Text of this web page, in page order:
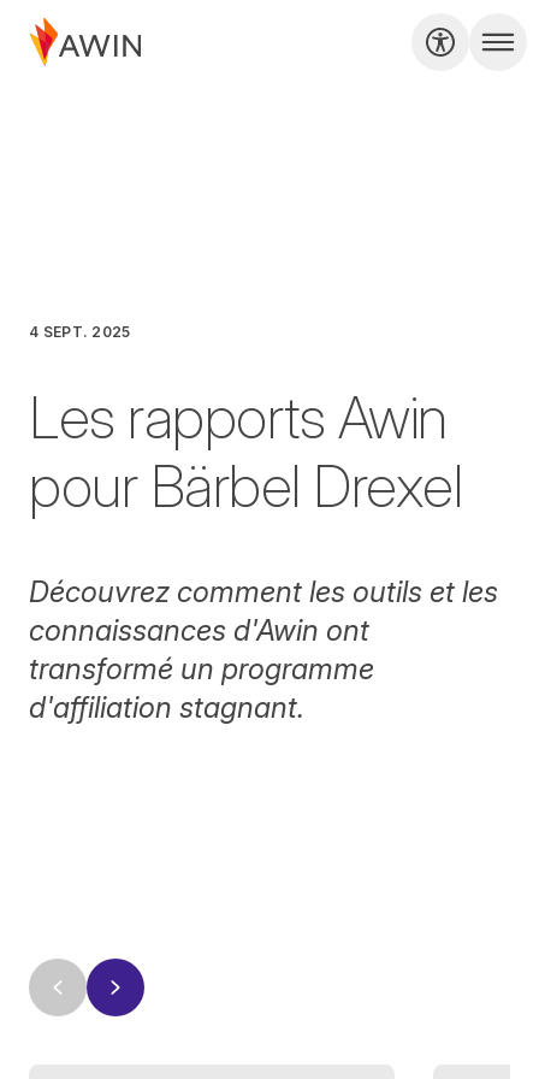
4 SEPT. 2025
Les rapports Awin
pour Bärbel Drexel
Découvrez comment les outils et les
connaissances d'Awin ont
transformé un programme
d'affiliation stagnant.